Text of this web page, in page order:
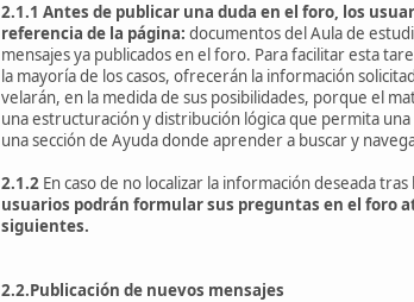
2.1.1 Antes de publicar una duda en el foro, los
referencia de la página: documentos del Aula de
mensajes ya publicados en el foro. Para facilitar esta
la mayoría de los casos, ofrecerán la información
velarán, en la medida de sus posibilidades, porque el
una estructuración y distribución lógica que permita
una sección de Ayuda donde aprender a buscar y
2.1.2 En caso de no localizar la información deseada
usuarios podrán formular sus preguntas en el foro
siguientes.
2.2.Publicación de nuevos mensajes